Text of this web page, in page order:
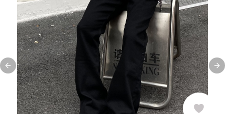
Previous slide